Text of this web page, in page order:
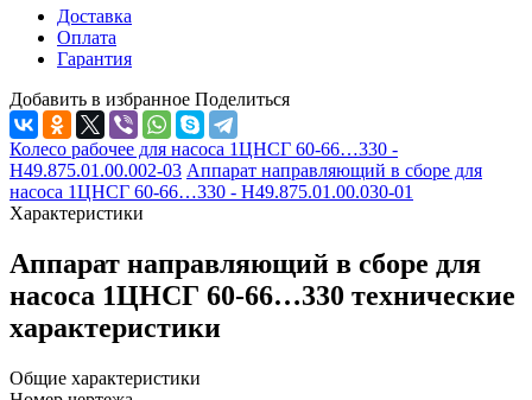
Доставка
Оплата
Гарантия
Добавить в избранное Поделиться
Колесо рабочее для насоса 1ЦНСГ 60-66…330 -
Н49.875.01.00.002-03 Аппарат направляющий в сборе для
насоса 1ЦНСГ 60-66…330 - Н49.875.01.00.030-01
Характеристики
Аппарат направляющий в сборе для
насоса 1ЦНСГ 60-66…330 технические
характеристики
Общие характеристики